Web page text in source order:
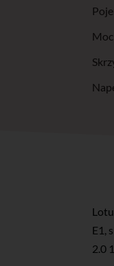
Moc
E1,
2.0